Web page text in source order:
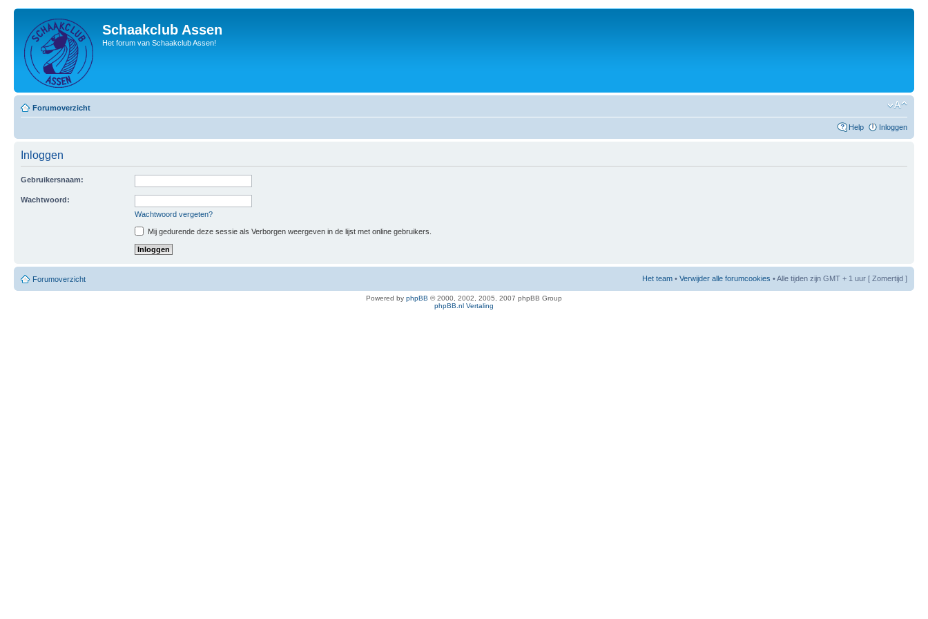
Schaakclub Assen
Het forum van Schaakclub Assen!
Forumoverzicht
Help Inloggen
Inloggen
Gebruikersnaam:
Wachtwoord:
Wachtwoord vergeten?
Mij gedurende deze sessie als Verborgen weergeven in de lijst met online gebruikers.
Forumoverzicht Het team • Verwijder alle forumcookies • Alle tijden zijn GMT + 1 uur [ Zomertijd ]
Powered by phpBB © 2000, 2002, 2005, 2007 phpBB Group
phpBB.nl Vertaling